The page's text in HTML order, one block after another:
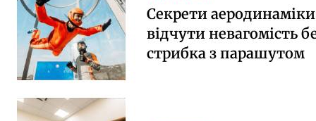
Секрети
відчути невагомість
стрибка з парашутом